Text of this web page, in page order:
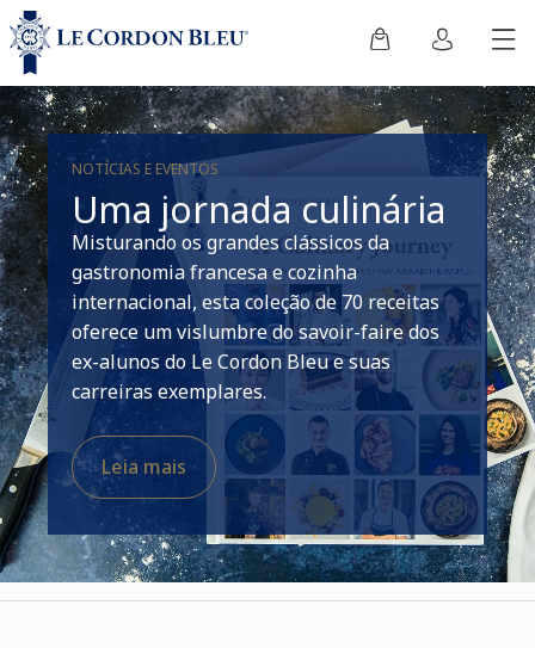
NOTÍCIAS E EVENTOS
Uma jornada culinária
Misturando os grandes clássicos da
gastronomia francesa e cozinha
internacional, esta coleção de 70 receitas
oferece um vislumbre do savoir-faire dos
ex-alunos do Le Cordon Bleu e suas
carreiras exemplares.
Leia mais